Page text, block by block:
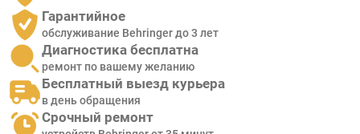
Гарантийное
обслуживание Behringer до 3 лет
Диагностика бесплатна
ремонт по вашему желанию
Бесплатный выезд курьера
в день обращения
Срочный ремонт